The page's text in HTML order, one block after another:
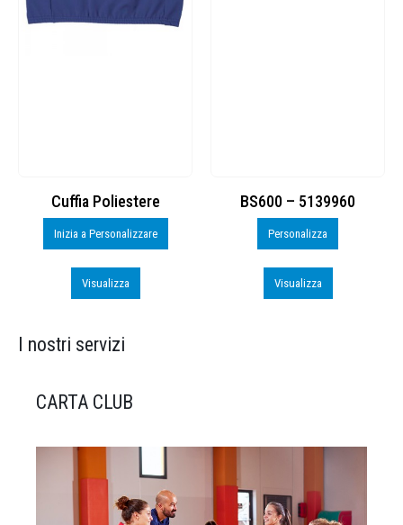
Cuffia Poliestere
Inizia a Personalizzare
Visualizza
BS600 – 5139960
Personalizza
Visualizza
I nostri servizi
CARTA CLUB